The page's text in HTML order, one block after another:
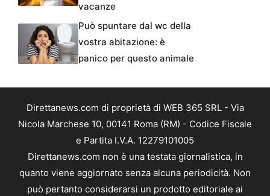
vacanze
Può spuntare dal wc della
vostra abitazione: è
panico per questo animale
Direttanews.com di proprietà di WEB 365 SRL - Via
Nicola Marchese 10, 00141 Roma (RM) - Codice Fiscale
e Partita I.V.A. 12279101005
Direttanews.com non è una testata giornalistica, in
quanto viene aggiornato senza alcuna periodicità. Non
può pertanto considerarsi un prodotto editoriale ai